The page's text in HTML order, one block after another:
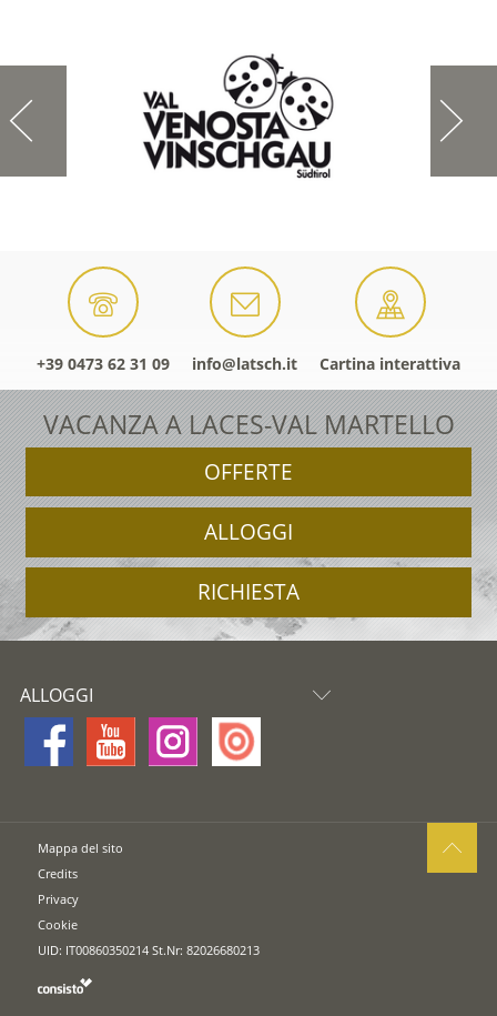
+39 0473 62 31 09 info@latsch.it Cartina interattiva
VACANZA A LACES-VAL MARTELLO
OFFERTE
ALLOGGI
RICHIESTA
ALLOGGI
Mappa del sito
Credits
Privacy
Cookie
UID: IT00860350214 St.Nr: 82026680213